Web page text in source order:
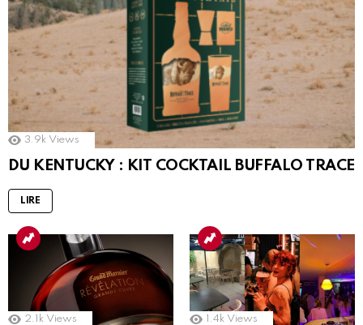
3.9k Views
DU KENTUCKY : KIT COCKTAIL BUFFALO TRACE
LIRE
2.1k Views 1.4k Views